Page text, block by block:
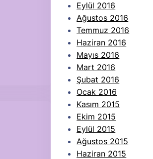
Eylül 2016
Ağustos 2016
Temmuz 2016
Haziran 2016
Mayıs 2016
Mart 2016
Şubat 2016
Ocak 2016
Kasım 2015
Ekim 2015
Eylül 2015
Ağustos 2015
Haziran 2015